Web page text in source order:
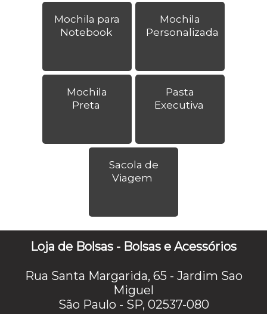
Mochila para
Notebook
Mochila
Personalizada
Mochila
Preta
Pasta
Executiva
Sacola de
Viagem
Loja de Bolsas - Bolsas e Acessórios
Rua Santa Margarida, 65 - Jardim Sao
Miguel
São Paulo - SP, 02537-080